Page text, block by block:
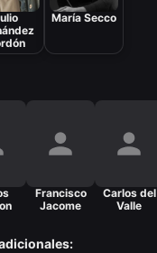
María Secco
Francisco
Jacome
Carlos del
Valle